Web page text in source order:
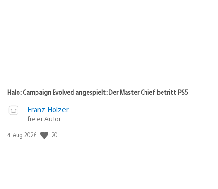
Halo: Campaign Evolved angespielt: Der Master Chief betritt PS5
Franz Holzer
freier Autor
Veröffentlichungsdatum:
4. Aug 2026 20